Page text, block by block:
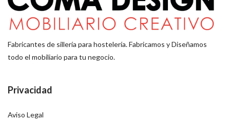
Fabricantes de sillería para hostelería. Fabricamos y Diseñamos
todo el mobiliario para tu negocio.
Privacidad
Aviso Legal